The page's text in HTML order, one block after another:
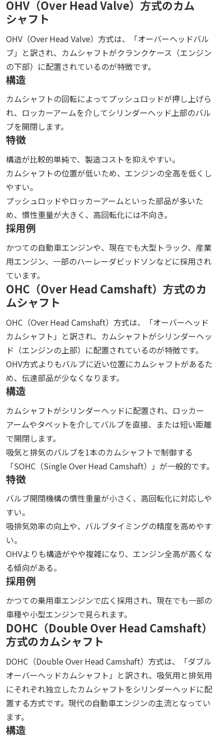
OHV（Over Head Valve）方式のカム
シャフト
OHV（Over Head Valve）方式は、「オーバーヘッドバル
ブ」と訳され、カムシャフトがクランクケース（エンジン
の下部）に配置されているのが特徴です。
構造
カムシャフトの回転によってプッシュロッドが押し上げら
れ、ロッカーアームを介してシリンダーヘッド上部のバル
ブを開閉します。
特徴
構造が比較的単純で、製造コストを抑えやすい。
カムシャフトの位置が低いため、エンジンの全高を低くし
やすい。
プッシュロッドやロッカーアームといった部品が多いた
め、慣性重量が大きく、高回転化には不向き。
採用例
かつての自動車エンジンや、現在でも大型トラック、産業
用エンジン、一部のハーレーダビッドソンなどに採用され
ています。
OHC（Over Head Camshaft）方式のカ
ムシャフト
OHC（Over Head Camshaft）方式は、「オーバーヘッド
カムシャフト」と訳され、カムシャフトがシリンダーヘッ
ド（エンジンの上部）に配置されているのが特徴です。
OHV方式よりもバルブに近い位置にカムシャフトがあるた
め、伝達部品が少なくなります。
構造
カムシャフトがシリンダーヘッドに配置され、ロッカー
アームやタペットを介してバルブを直接、または短い距離
で開閉します。
吸気と排気のバルブを1本のカムシャフトで制御する
「SOHC（Single Over Head Camshaft）」が一般的です。
特徴
バルブ開閉機構の慣性重量が小さく、高回転化に対応しや
すい。
吸排気効率の向上や、バルブタイミングの精度を高めやす
い。
OHVよりも構造がやや複雑になり、エンジン全高が高くな
る傾向がある。
採用例
かつての乗用車エンジンで広く採用され、現在でも一部の
車種や小型エンジンで見られます。
DOHC（Double Over Head Camshaft）
方式のカムシャフト
DOHC（Double Over Head Camshaft）方式は、「ダブル
オーバーヘッドカムシャフト」と訳され、吸気用と排気用
にそれぞれ独立したカムシャフトをシリンダーヘッドに配
置する方式です。現代の自動車エンジンの主流となってい
ます。
構造